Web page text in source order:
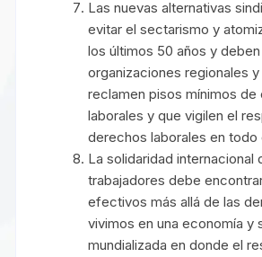
Las nuevas alternativas
evitar el sectarismo y
los últimos 50 años y
organizaciones regionales
reclamen pisos mínimos de
laborales y que vigilen el
derechos laborales en todo
La solidaridad internacional
trabajadores debe
efectivos más allá de las
vivimos en una economía y
mundializada en donde el